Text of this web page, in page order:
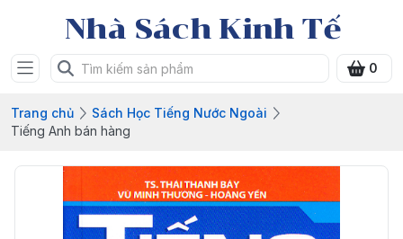
Nhà Sách Kinh Tế
0
Trang chủ
Sách Học Tiếng Nước Ngoài
Tiếng Anh bán hàng